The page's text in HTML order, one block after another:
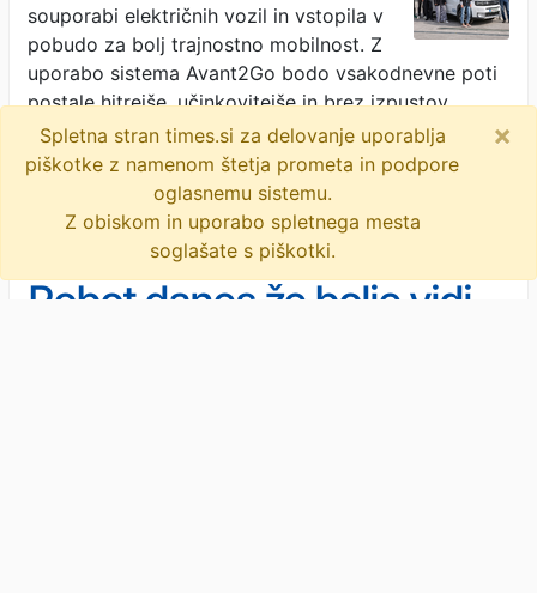
souporabi električnih vozil in vstopila v
pobudo za bolj trajnostno mobilnost. Z
uporabo sistema Avant2Go bodo vsakodnevne poti
postale hitrejše, učinkovitejše in brez izpustov.
…· Avtofokus · 2M
objavi tvitaj
Robot danes že bolje vidi
Spletna stran times.si za delovanje uporablja
piškotke z namenom štetja prometa in podpore
oglasnemu sistemu.
Z obiskom in uporabo spletnega mesta
soglašate s piškotki.
×